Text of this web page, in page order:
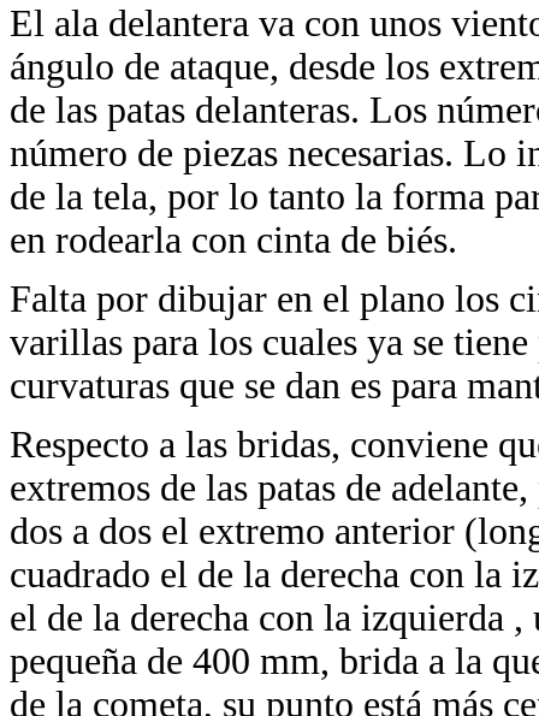
El ala delantera va con unos
ángulo de ataque, desde los
de las patas delanteras. Los
número de piezas necesarias. Lo
de la tela, por lo tanto la forma
en rodearla con cinta de biés.
Falta por dibujar en el plano los
varillas para los cuales ya se
curvaturas que se dan es para
Respecto a las bridas, conviene
extremos de las patas de
dos a dos el extremo anterior
cuadrado el de la derecha con la
el de la derecha con la izquierda
pequeña de 400 mm, brida a la
de la cometa, su punto está más